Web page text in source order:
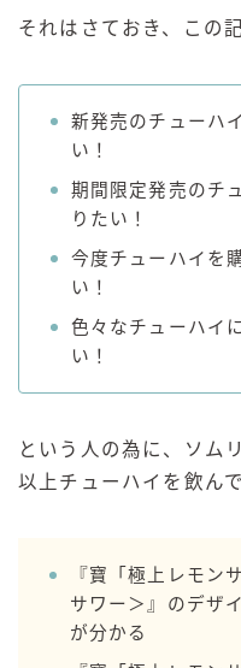
トリスハイボール
鏡月焼酎ハイ
アサヒ
贅沢搾り
樽ハイ倶楽部
ザ・レモンクラフト
ザ・カクテルクラ
Slat(すらっと）
月庵
FRUITZER (フル
三ツ星グレフルサ
99.99（フォーナイ
それはさておき、この
新発売のチューハ
い！
期間限定発売のチ
りたい！
今度チューハイを
い！
色々なチューハイ
い！
という人の為に、ソム
以上チューハイを飲ん
『寶「極上レモン
サワー＞』のデザ
が分かる